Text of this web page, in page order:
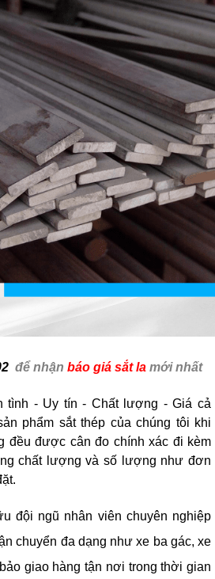
để nhận báo giá sắt lamới nhất
tình - Uy tín - Chất lượng - Giá cả
phẩm sắt thép của chúng tôi khi
đều được cân đo chính xác đi kèm
chất lượng và số lượng như đơn
đội ngũ nhân viên chuyên nghiệp
chuyển đa dạng như xe ba gác, xe
giao hàng tận nơi trong thời gian